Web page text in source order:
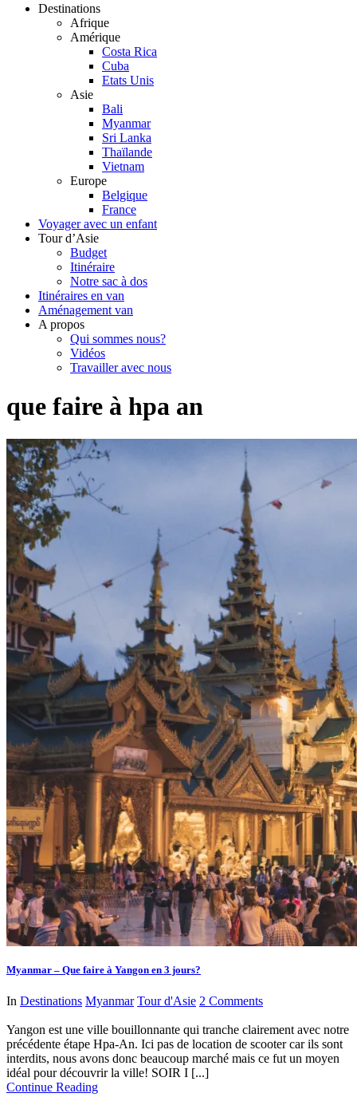
Destinations
Afrique
Amérique
Costa Rica
Cuba
Etats Unis
Asie
Bali
Myanmar
Sri Lanka
Thaïlande
Vietnam
Europe
Belgique
France
Voyager avec un enfant
Tour d’Asie
Budget
Itinéraire
Notre sac à dos
Itinéraires en van
Aménagement van
A propos
Qui sommes nous?
Vidéos
Travailler avec nous
que faire à hpa an
Myanmar – Que faire à Yangon en 3 jours?
In Destinations Myanmar Tour d'Asie 2 Comments
Yangon est une ville bouillonnante qui tranche clairement avec notre
précédente étape Hpa-An. Ici pas de location de scooter car ils sont
interdits, nous avons donc beaucoup marché mais ce fut un moyen
idéal pour découvrir la ville! SOIR I [...]
Continue Reading